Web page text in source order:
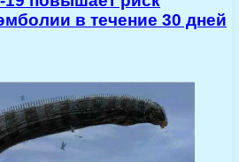
в течение 30 дней